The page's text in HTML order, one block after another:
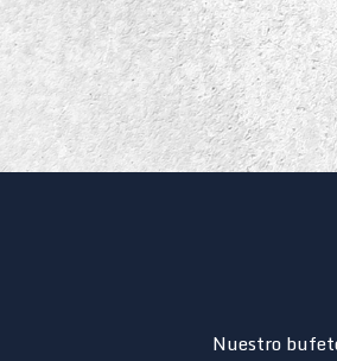
Nuestro